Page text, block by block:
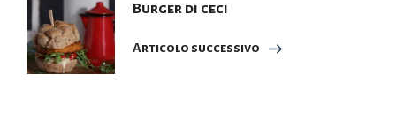
Burger di ceci
Articolo successivo